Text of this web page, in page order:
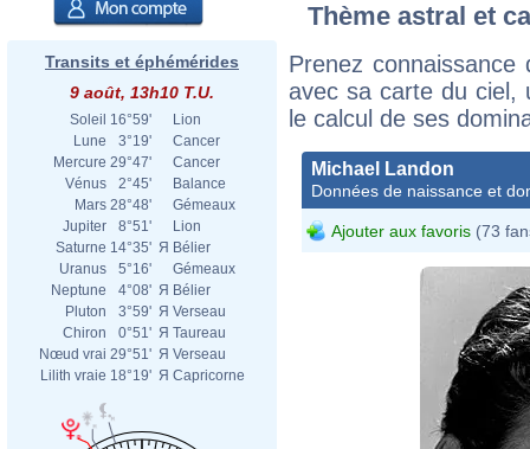
Transits et éphémérides
9 août, 13h10 T.U.
Soleil 16°59'
Lion
Lune
3°19'
Cancer
Mercure 29°47'
Cancer
Vénus
2°45'
Balance
Mars 28°48'
Gémeaux
Jupiter
8°51'
Lion
Saturne 14°35' Я Bélier
Uranus
5°16'
Gémeaux
Neptune
4°08' Я Bélier
Pluton
3°59' Я Verseau
Chiron
0°51' Я Taureau
Nœud vrai 29°51' Я Verseau
Lilith vraie 18°19' Я Capricorne
Thème astral et
Prenez
avec sa carte du ciel,
le calcul de ses
Michael Landon
Données de naissance et
Ajouter aux favoris (73